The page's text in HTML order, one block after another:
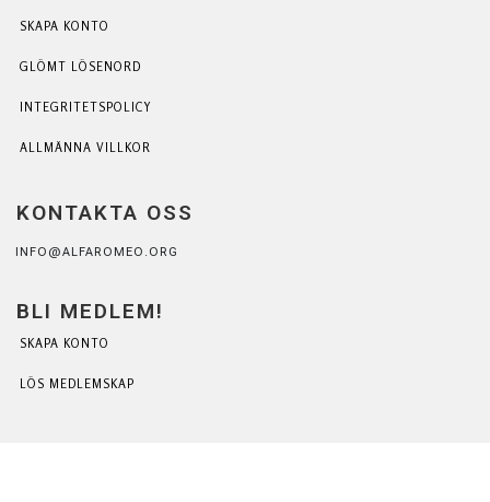
SKAPA KONTO
GLÖMT LÖSENORD
INTEGRITETSPOLICY
ALLMÄNNA VILLKOR
KONTAKTA OSS
INFO@ALFAROMEO.ORG
BLI MEDLEM!
SKAPA KONTO
LÖS MEDLEMSKAP